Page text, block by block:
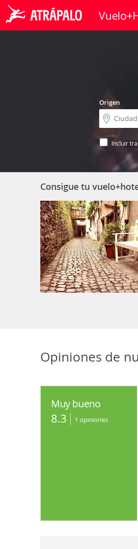
Origen
Incluir
Consigue tu
Opiniones de
Muy bueno
8.3 1 opiniones